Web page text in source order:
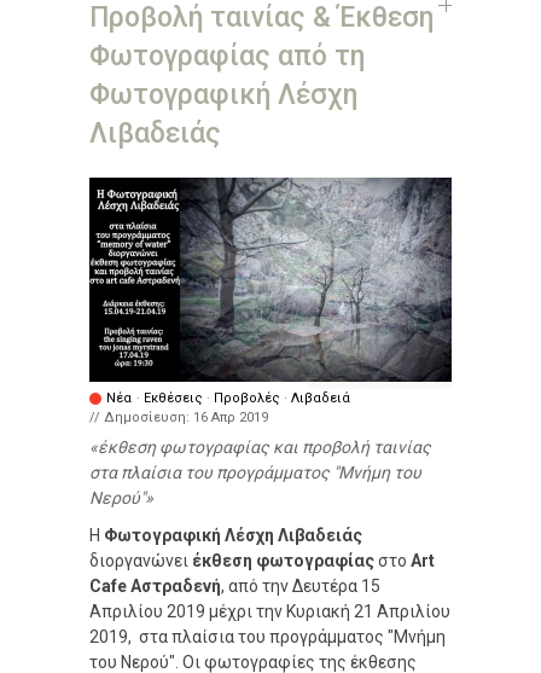
Προβολή ταινίας & Έκθεση
Φωτογραφίας από τη
Φωτογραφική Λέσχη
Λιβαδειάς
Νέα · Εκθέσεις · Προβολές · Λιβαδειά
// Δημοσίευση: 16 Απρ 2019
έκθεση φωτογραφίας και προβολή ταινίας
στα πλαίσια του προγράμματος "Μνήμη του
Νερού"
Η Φωτογραφική Λέσχη Λιβαδειάς
διοργανώνει έκθεση φωτογραφίαςστο Art
Cafe Αστραδενή, από την Δευτέρα 15
Απριλίου 2019 μέχρι την Κυριακή 21 Απριλίου
2019, στα πλαίσια του προγράμματος "Μνήμη
του Νερού". Οι φωτογραφίες της έκθεσης